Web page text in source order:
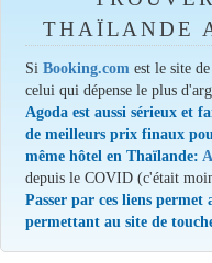
THAÏLANDE
SiBooking.com est le site
celui qui dépense le plus
Agoda est aussi sérieux et
de meilleurs prix finaux
même hôtel en Thaïlande:
depuis le COVID (c'était
Passer par ces liens
permettant au site de